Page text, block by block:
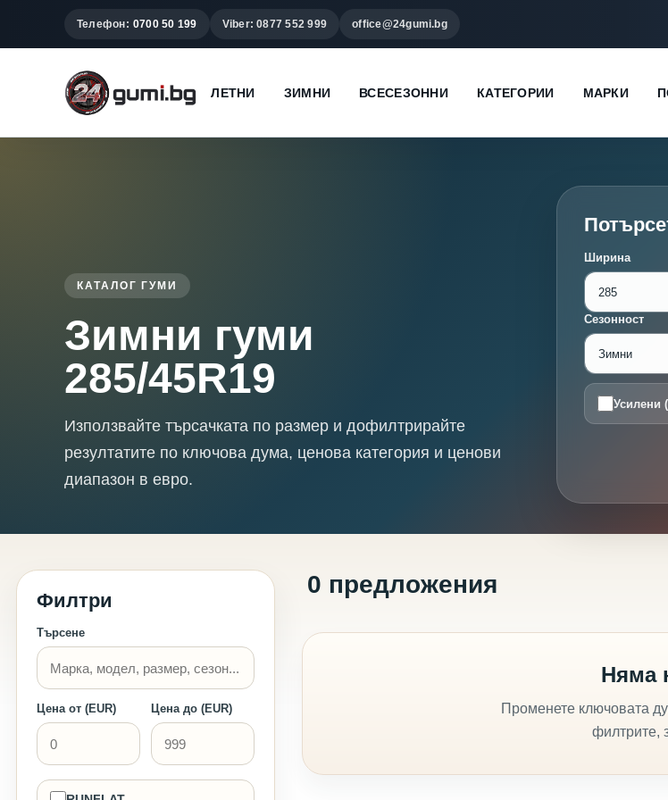
Телефон: 0700 50 199 Viber: 0877 552 999 office@24gumi.bg
ЛЕТНИ ЗИМНИ ВСЕСЕЗОННИ КАТЕГОРИИ МАРКИ
КАТАЛОГ ГУМИ
Зимни гуми
285/45R19
Използвайте търсачката по размер и дофилтрирайте
резултатите по ключова дума, ценова категория и ценови
диапазон в евро.
Ширина
Сезонност
Усилени
Филтри
Търсене
Цена от (EUR) Цена до (EUR)
0 предложения
Няма
Променете ключовата
филтрите,